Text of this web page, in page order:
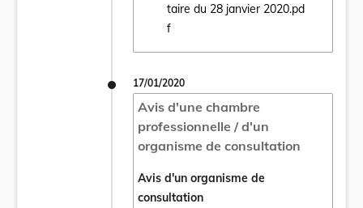
taire du 28 janvier 2020.pd
f
Ouvrir le document 53.314ac Avis
17/01/2020
Avis d'une chambre
professionnelle / d'un
organisme de consultation
Avis d'un organisme de
consultation